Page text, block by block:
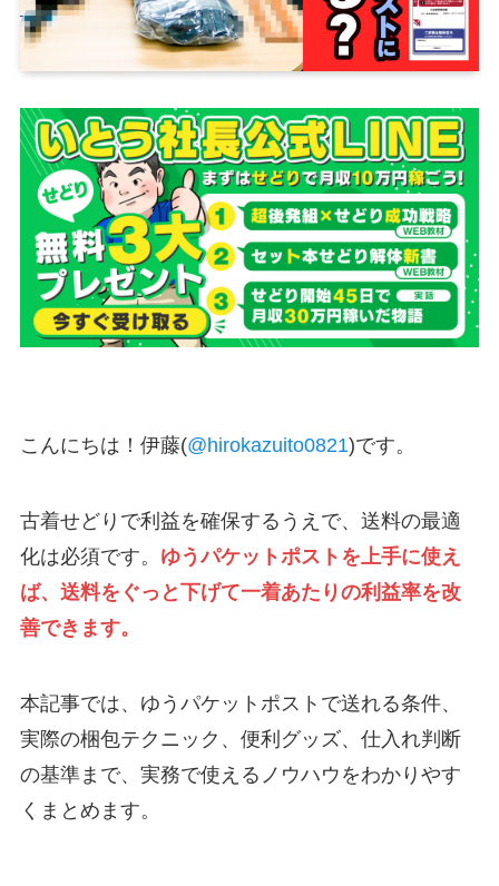
こんにちは！伊藤(@hirokazuito0821)です。
古着せどりで利益を確保するうえで、送料の最適
化は必須です。 ゆうパケットポストを上手に使え
ば、送料をぐっと下げて一着あたりの利益率を改
善できます。
本記事では、ゆうパケットポストで送れる条件、
実際の梱包テクニック、便利グッズ、仕入れ判断
の基準まで、実務で使えるノウハウをわかりやす
くまとめます。